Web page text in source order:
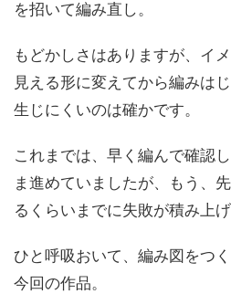
を招いて編み直し。
もどかしさはありますが、イ
見える形に変えてから編みは
生じにくいのは確かです。
これまでは、早く編んで確認
ま進めていましたが、もう、
るくらいまでに失敗が積み上げ
ひと呼吸おいて、編み図をつ
今回の作品。